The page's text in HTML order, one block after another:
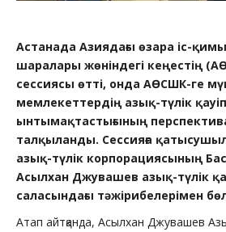
Астанада Азиядағы өзара іс-
шаралары жөніндегі кеңестің
сессиясы өтті, онда АӨСШК-ге
мемлекеттердің азық-түлік
ынтымақтастығының
талқыланды. Сессияға
азық-түлік корпорациясының
Асылхан Джувашев азық-түлік
саласындағы тәжірибелерімен
Атап айтқанда, Асылхан Джувашев